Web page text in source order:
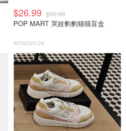
$26.99 $30.99
POP MART 哭娃豹豹猫猫盲盒
amazon.ca